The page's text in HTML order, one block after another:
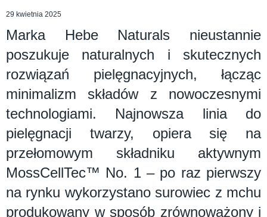
29 kwietnia 2025
Marka Hebe Naturals nieustannie
poszukuje naturalnych i skutecznych
rozwiązań pielęgnacyjnych, łącząc
minimalizm składów z nowoczesnymi
technologiami. Najnowsza linia do
pielęgnacji twarzy, opiera się na
przełomowym składniku aktywnym
MossCellTec™ No. 1 – po raz pierwszy
na rynku wykorzystano surowiec z mchu
produkowany w sposób zrównoważony i